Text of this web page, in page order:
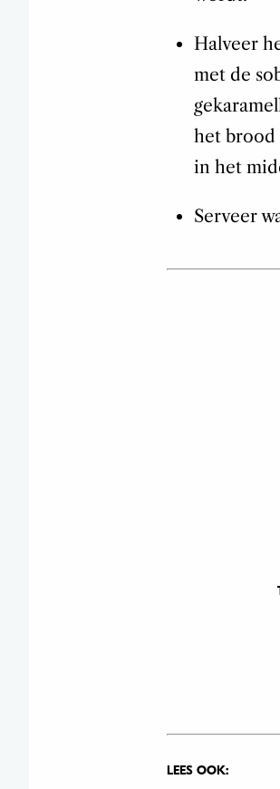
Halveer
met de
het brood
in het
Serveer
LEES OOK: